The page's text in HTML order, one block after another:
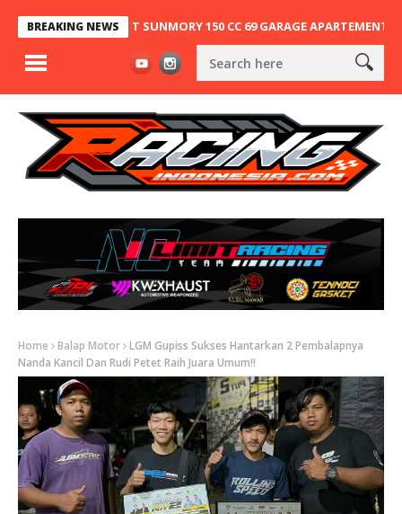
BREAKING NEWS
NINJA 2T SUNMORY 150 CC 69 GARAGE APARTEMENT X
Home Balap Motor LGM Gupiss Sukses Hantarkan 2 Pembalapnya
Nanda Kancil Dan Rudi Petet Raih Juara Umum!!